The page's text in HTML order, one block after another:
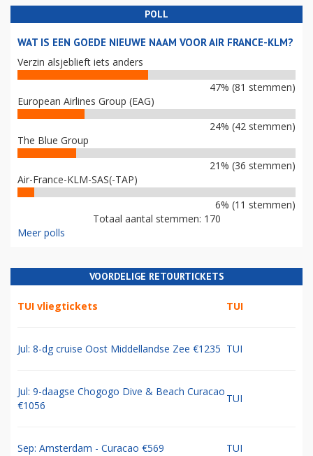
POLL
WAT IS EEN GOEDE NIEUWE NAAM VOOR AIR FRANCE-KLM?
Verzin alsjeblieft iets anders
47% (81 stemmen)
European Airlines Group (EAG)
24% (42 stemmen)
The Blue Group
21% (36 stemmen)
Air-France-KLM-SAS(-TAP)
6% (11 stemmen)
Totaal aantal stemmen: 170
Meer polls
VOORDELIGE RETOURTICKETS
TUI vliegtickets TUI
Jul: 8-dg cruise Oost Middellandse Zee €1235 TUI
Jul: 9-daagse Chogogo Dive & Beach Curacao
€1056
TUI
Sep: Amsterdam - Curacao €569 TUI